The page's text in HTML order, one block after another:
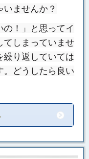
ませんか？
！」と思ってイ
てしまっていませ
繰り返していては
。どうしたら良い